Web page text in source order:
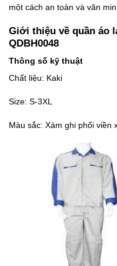
một cách an toàn và văn
Giới thiệu về quần áo
QDBH0048
Thông số kỹ thuật
Chất liệu: Kaki
Size: S-3XL
Màu sắc: Xám ghi phối viền